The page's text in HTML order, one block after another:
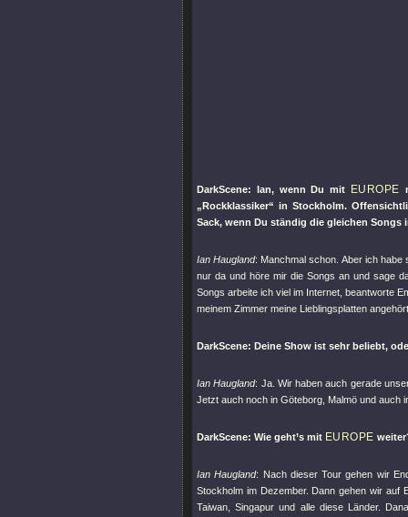
DarkScene: Ian, wenn Du mit EUROPE
„Rockklassiker“ in Stockholm.
Sack, wenn Du ständig die gleichen
Ian Haugland: Manchmal schon. Aber ich habe
nur da und höre mir die Songs an und sage
Songs arbeite ich viel im Internet, beantworte
meinem Zimmer meine Lieblingsplatten
DarkScene: Deine Show ist sehr beliebt,
Ian Haugland: Ja. Wir haben auch gerade
Jetzt auch noch in Göteborg, Malmö und auch
DarkScene: Wie geht’s mit EUROPE
Ian Haugland: Nach dieser Tour gehen wir
Stockholm im Dezember. Dann gehen wir auf
Taiwan, Singapur und alle diese Länder.